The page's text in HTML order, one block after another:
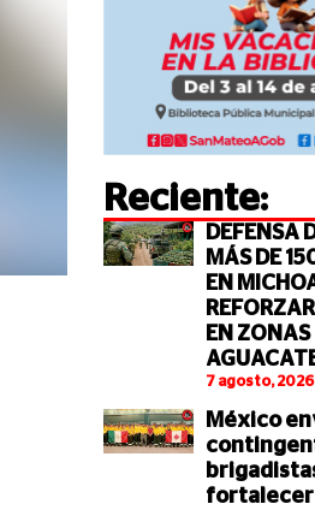
Reciente:
DEFENSA
MÁS DE
EN
EN ZONAS
7 agosto, 2026
México
fortalecer